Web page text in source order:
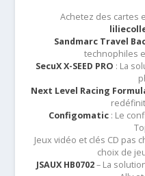
Achetez des cartes
Sandmarc Travel
technophiles
SecuX X-SEED PRO : La
Next Level Racing
Configomatic: Le
Jeux vidéo et clés CD pas
choix de
JSAUX HB0702– La